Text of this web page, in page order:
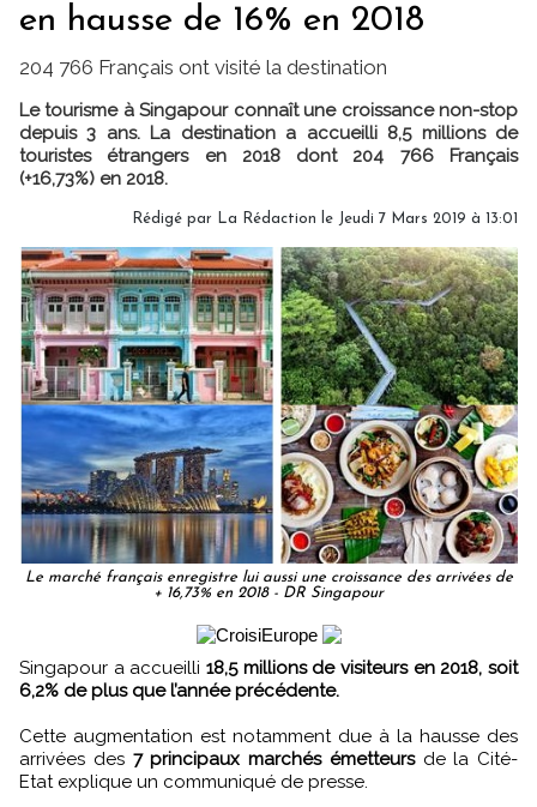
en hausse de 16% en 2018
204 766 Français ont visité la destination
Le tourisme à Singapour connaît une croissance non-stop
depuis 3 ans. La destination a accueilli 8,5 millions de
touristes étrangers en 2018 dont 204 766 Français
(+16,73%) en 2018.
Rédigé par La Rédaction le Jeudi 7 Mars 2019 à 13:01
Le marché français enregistre lui aussi une croissance des arrivées de
+ 16,73% en 2018 - DR Singapour
Singapour a accueilli 18,5 millions de visiteurs en 2018, soit
6,2% de plus que l’année précédente.
Cette augmentation est notamment due à la hausse des
arrivées des7 principaux marchés émetteursde la Cité-
Etat explique un communiqué de presse.